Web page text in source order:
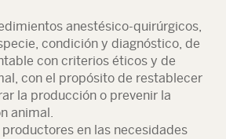
anestésico-quirúrgicos,
condición y diagnóstico, de
con criterios éticos y de
con el propósito de restablecer
la producción o prevenir la
animal.
en las necesidades